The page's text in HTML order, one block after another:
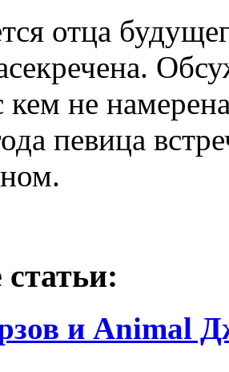
отца
кем не
певица
и Animal